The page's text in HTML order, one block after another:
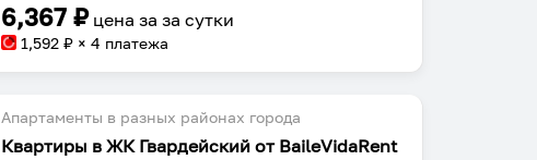
6,367 ₽ цена заза сутки
1,592 ₽ × 4 платежа
Апартаменты в разных районах города
Квартиры в ЖК Гвардейский от BaileVidaRent